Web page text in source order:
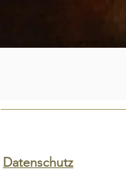
Datenschutz